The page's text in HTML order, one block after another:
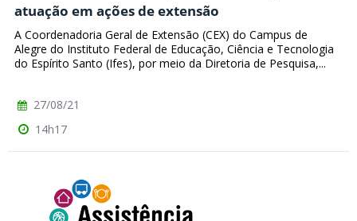
atuação em ações de extensão
A Coordenadoria Geral de Extensão (CEX) do Campus de
Alegre do Instituto Federal de Educação, Ciência e Tecnologia
do Espírito Santo (Ifes), por meio da Diretoria de Pesquisa,...
27/08/21
14h17